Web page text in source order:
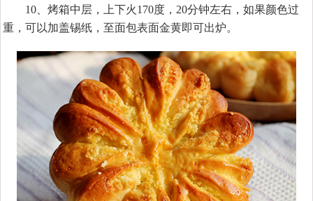
10、烤箱中层，上下火170度，20分钟左右，如果颜色过
重，可以加盖锡纸，至面包表面金黄即可出炉。